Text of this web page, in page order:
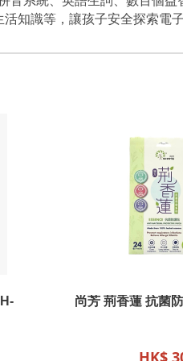
知識等，讓孩子安全探索電子
尚芳 荊香蓮 抗菌